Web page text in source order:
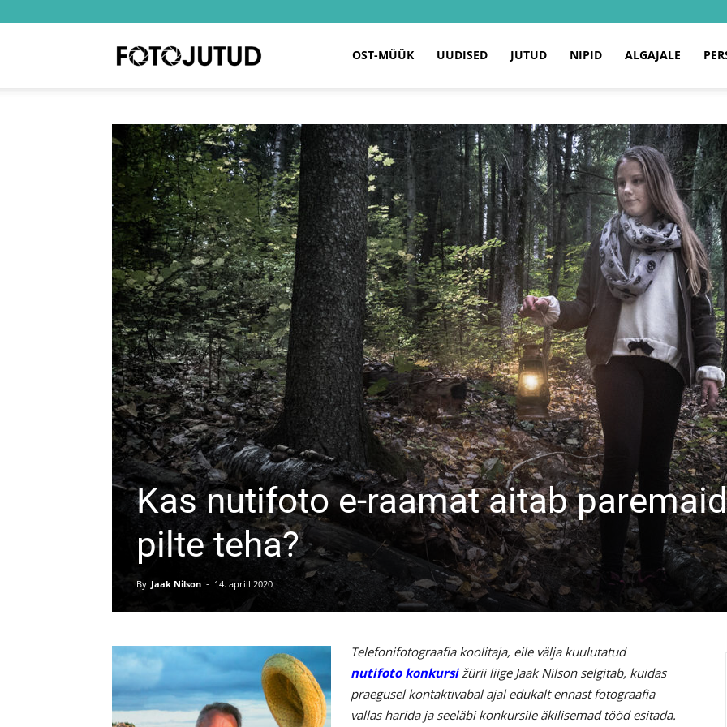
OST-MÜÜK UUDISED JUTUD NIPID ALGAJALE
Kas nutifoto e-raamat aitab paremaid
pilte teha?
By Jaak Nilson - 14. aprill 2020
Telefonifotograafia koolitaja, eile välja kuulutatud
nutifoto konkursižürii liige Jaak Nilson selgitab, kuidas
praegusel kontaktivabal ajal edukalt ennast fotograafia
vallas harida ja seeläbi konkursile äkilisemad tööd esitada.